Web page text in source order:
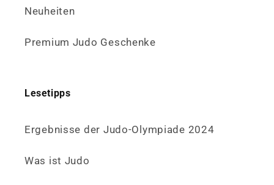
Neuheiten
Premium Judo Geschenke
Lesetipps
Ergebnisse der Judo-Olympiade 2024
Was ist Judo